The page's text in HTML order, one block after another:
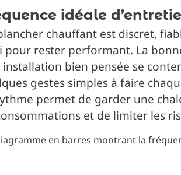
idéale
chauffant est discret,
pour rester performant. La
installation bien pensée se
gestes simples à faire
permet de garder une
et de limiter les